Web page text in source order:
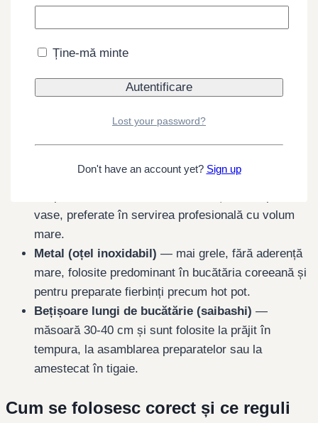
frecvent folosită în restaurante, atât ca
(de unică folosință), cât și reutilizabile.
Lemn lacuit (urushi)— fabricate tradițional din
lemn de cireș, magnolie sau cedru, finisate cu lac
Melamină și plastic alimentar— rezistente la
vase, preferate în servirea profesională cu volum
mare.
Metal (oțel inoxidabil) — mai grele, fără aderență
mare, folosite predominant în bucătăria coreeană și
pentru preparate fierbinți precum hot pot.
Bețișoare lungi de bucătărie (saibashi) —
măsoară 30-40 cm și sunt folosite la prăjit în
tempura, la asamblarea preparatelor sau la
amestecat în tigaie.
Cum se folosesc corect și ce reguli
Ține-mă minte
Lost your password?
Don't have an account yet? Sign up